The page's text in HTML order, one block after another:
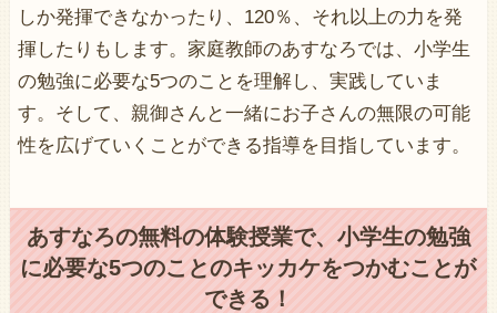
しか発揮できなかったり、120％、それ以上の力を発
揮したりもします。家庭教師のあすなろでは、小学生
の勉強に必要な5つのことを理解し、実践していま
す。そして、親御さんと一緒にお子さんの無限の可能
性を広げていくことができる指導を目指しています。
あすなろの無料の体験授業で、小学生の勉強
に必要な5つのことのキッカケをつかむことが
できる！